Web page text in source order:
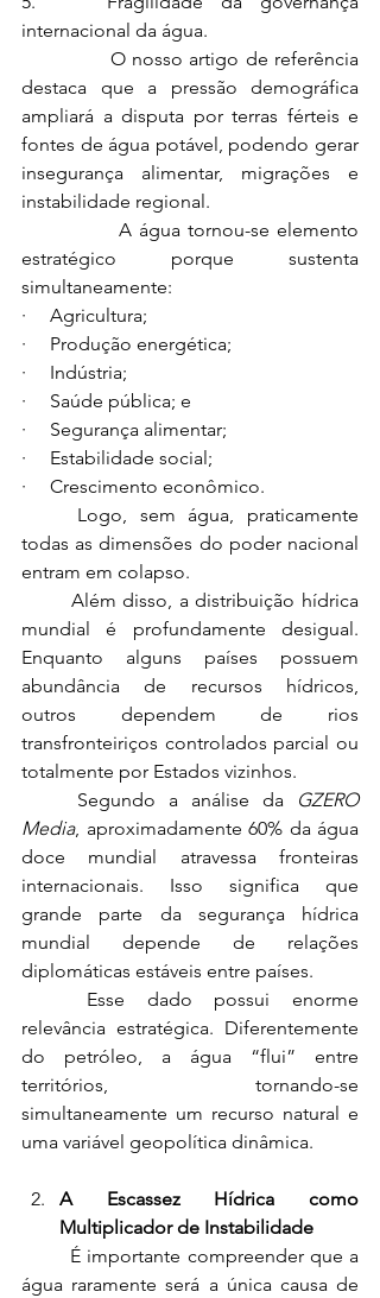
internacional da água.
O nosso artigo de referência
destaca que a pressão demográfica
ampliará a disputa por terras férteis e
fontes de água potável, podendo gerar
insegurança alimentar, migrações e
instabilidade regional.
A água tornou-se elemento
estratégico porque sustenta
simultaneamente:
·     Agricultura;
·     Produção energética;
·     Indústria;
·     Saúde pública; e
·     Segurança alimentar;
·     Estabilidade social;
·     Crescimento econômico.
todas as dimensões do poder nacional
entram em colapso.
mundial é profundamente desigual.
Enquanto alguns países possuem
abundância de recursos hídricos,
outros dependem de rios
transfronteiriços controlados parcial ou
totalmente por Estados vizinhos.
	Segundo a análise da
GZERO
Media, aproximadamente 60% da água
doce mundial atravessa fronteiras
internacionais. Isso significa que
grande parte da segurança hídrica
mundial depende de relações
diplomáticas estáveis entre países.
relevância estratégica. Diferentemente
do petróleo, a água “flui” entre
territórios, tornando-se
simultaneamente um recurso natural e
uma variável geopolítica dinâmica.
A Escassez Hídrica como
Multiplicador de Instabilidade
água raramente será a única causa de